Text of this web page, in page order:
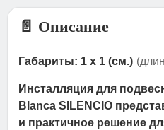
📄 Описание
Габариты: 1 x 1 (см.)
Инсталляция для
Blanca SILENCIO
и практичное решение